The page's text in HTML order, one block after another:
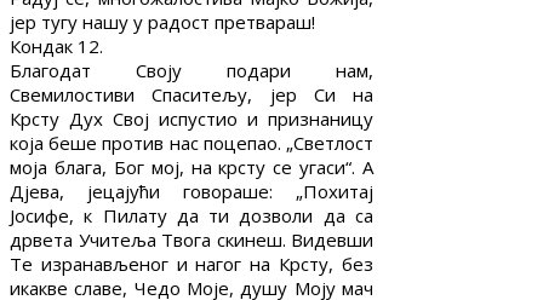
јер тугу нашу у радост претвараш!
Кондак 12.
Благодат Своју подари нам,
Свемилостиви Спаситељу, јер Си на
Крсту Дух Свој испустио и признаницу
која беше против нас поцепао. „Светлост
моја блага, Бог мој, на крсту се угаси“. А
Дјева, јецајући говораше: „Похитај
Јосифе, к Пилату да ти дозволи да са
дрвета Учитеља Твога скинеш. Видевши
Те изранављеног и нагог на Крсту, без
икакве славе, Чедо Моје, душу Моју мач